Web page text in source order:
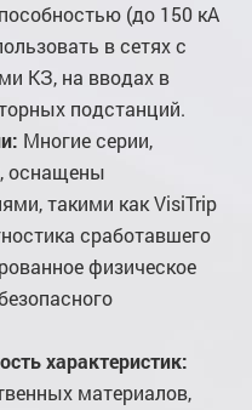
(до 150 кА
в сетях с
КЗ, на вводах в
подстанций.
Многие серии,
оснащены
такими как VisiTrip
сработавшего
физическое
характеристик:
материалов,